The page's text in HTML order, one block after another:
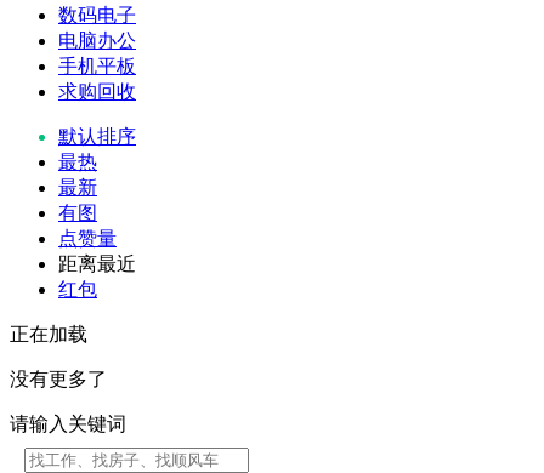
数码电子
电脑办公
手机平板
求购回收
默认排序
最热
最新
有图
点赞量
距离最近
红包
正在加载
没有更多了
请输入关键词